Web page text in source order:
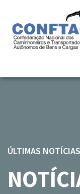
ÚLTIMAS NOTÍCIAS